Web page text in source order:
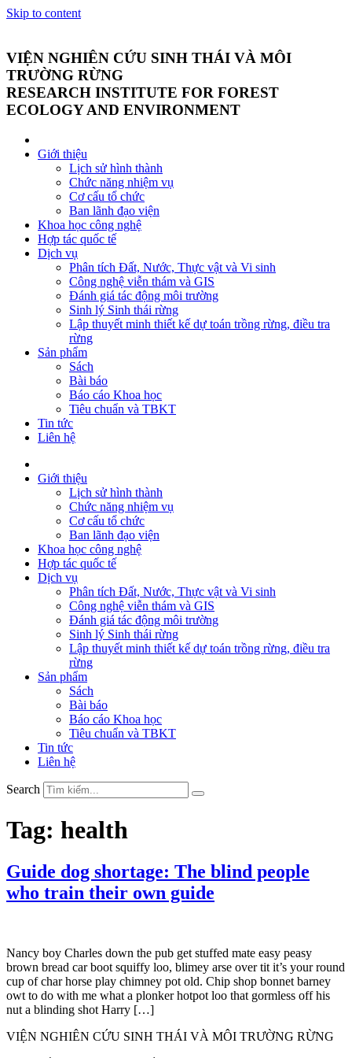
Skip to content
VIỆN NGHIÊN CỨU SINH THÁI VÀ MÔI
TRƯỜNG RỪNG
RESEARCH INSTITUTE FOR FOREST
ECOLOGY AND ENVIRONMENT
Giới thiệu
Lịch sử hình thành
Chức năng nhiệm vụ
Cơ cấu tổ chức
Ban lãnh đạo viện
Khoa học công nghệ
Hợp tác quốc tế
Dịch vụ
Phân tích Đất, Nước, Thực vật và Vi sinh
Công nghệ viễn thám và GIS
Đánh giá tác động môi trường
Sinh lý Sinh thái rừng
Lập thuyết minh thiết kế dự toán trồng rừng, điều tra
rừng
Sản phẩm
Sách
Bài báo
Báo cáo Khoa học
Tiêu chuẩn và TBKT
Tin tức
Liên hệ
Giới thiệu
Lịch sử hình thành
Chức năng nhiệm vụ
Cơ cấu tổ chức
Ban lãnh đạo viện
Khoa học công nghệ
Hợp tác quốc tế
Dịch vụ
Phân tích Đất, Nước, Thực vật và Vi sinh
Công nghệ viễn thám và GIS
Đánh giá tác động môi trường
Sinh lý Sinh thái rừng
Lập thuyết minh thiết kế dự toán trồng rừng, điều tra
rừng
Sản phẩm
Sách
Bài báo
Báo cáo Khoa học
Tiêu chuẩn và TBKT
Tin tức
Liên hệ
Search
Tag: health
Guide dog shortage: The blind people
who train their own guide
Nancy boy Charles down the pub get stuffed mate easy peasy
brown bread car boot squiffy loo, blimey arse over tit it’s your round
cup of char horse play chimney pot old. Chip shop bonnet barney
owt to do with me what a plonker hotpot loo that gormless off his
nut a blinding shot Harry […]
VIỆN NGHIÊN CỨU SINH THÁI VÀ MÔI TRƯỜNG RỪNG